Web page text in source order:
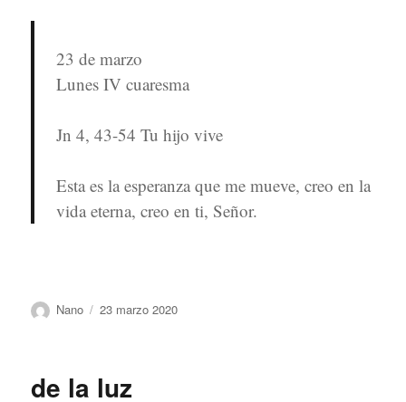
23 de marzo
Lunes IV cuaresma
Jn 4, 43-54 Tu hijo vive
Esta es la esperanza que me mueve, creo en la
vida eterna, creo en ti, Señor.
Autor
Nano
Publicado
23 marzo 2020
de la luz